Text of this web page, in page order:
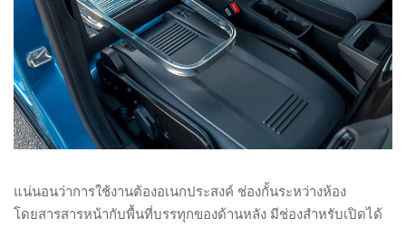
แน่นอนว่าการใช้งานต้องอเนกประสงค์ ช่องกั้นระหว่างห้อง
โดยสารสารหน้ากับพื้นที่บรรทุกของด้านหลัง มีช่องสำหรับเปิดได้